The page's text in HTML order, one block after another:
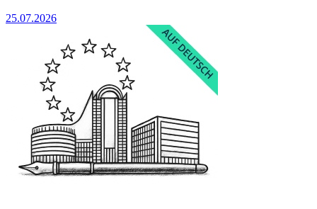
25.07.2026